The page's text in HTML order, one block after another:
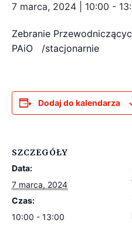
7 marca, 2024 | 10:00 -
Zebranie
PAiO /stacjonarnie
Dodaj do kalendarza
SZCZEGÓŁY
Data:
7 marca, 2024
Czas:
10:00 - 13:00